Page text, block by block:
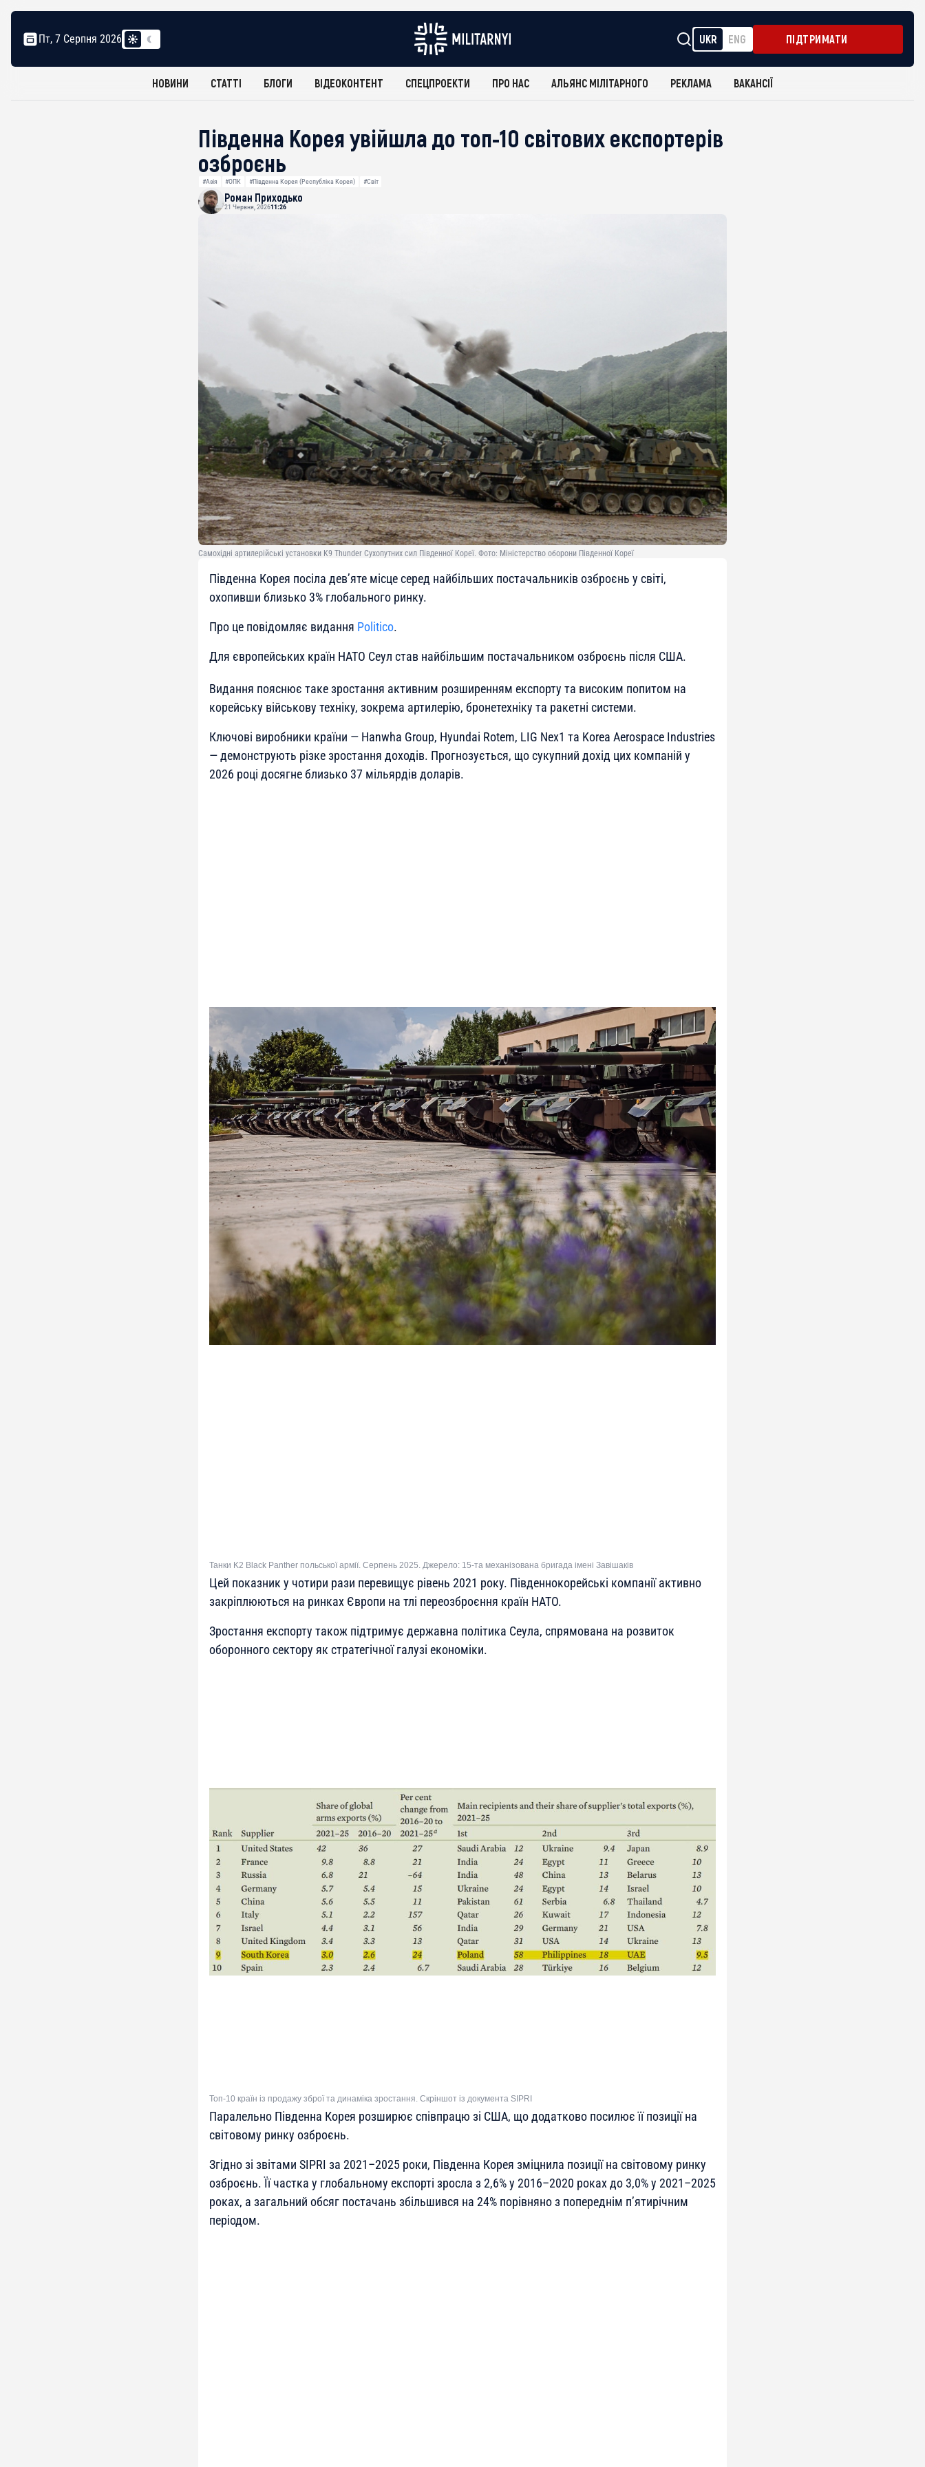
Пт, 7 Серпня 2026 UKR ENG ПІДТРИМАТИ
НОВИНИ СТАТТІ БЛОГИ ВІДЕОКОНТЕНТ СПЕЦПРОЕКТИ ПРО НАС АЛЬЯНС МІЛІТАРНОГО РЕКЛАМА ВАКАНСІЇ
Південна Корея увійшла до топ-10 світових експортерів
озброєнь
#Азія #ОПК #Південна Корея (Республіка Корея) #Світ
Роман Приходько
21 Червня, 202611:26
Самохідні артилерійські установки K9 Thunder Сухопутних сил Південної Кореї. Фото: Міністерство оборони Південної Кореї
Південна Корея посіла дев’яте місце серед найбільших постачальників озброєнь у світі,
охопивши близько 3% глобального ринку.
Про це повідомляє видання Politico.
Для європейських країн НАТО Сеул став найбільшим постачальником озброєнь після США.
Видання пояснює таке зростання активним розширенням експорту та високим попитом на
корейську військову техніку, зокрема артилерію, бронетехніку та ракетні системи.
Ключові виробники країни — Hanwha Group, Hyundai Rotem, LIG Nex1 та Korea Aerospace Industries
— демонструють різке зростання доходів. Прогнозується, що сукупний дохід цих компаній у
2026 році досягне близько 37 мільярдів доларів.
Танки K2 Black Panther польської армії. Серпень 2025. Джерело: 15-та механізована бригада імені Завішаків
Цей показник у чотири рази перевищує рівень 2021 року. Південнокорейські компанії активно
закріплюються на ринках Європи на тлі переозброєння країн НАТО.
Зростання експорту також підтримує державна політика Сеула, спрямована на розвиток
оборонного сектору як стратегічної галузі економіки.
Топ-10 країн із продажу зброї та динаміка зростання. Скріншот із документа SIPRI
Паралельно Південна Корея розширює співпрацю зі США, що додатково посилює її позиції на
світовому ринку озброєнь.
Згідно зі звітами SIPRI за 2021–2025 роки, Південна Корея зміцнила позиції на світовому ринку
озброєнь. Її частка у глобальному експорті зросла з 2,6% у 2016–2020 роках до 3,0% у 2021–2025
роках, а загальний обсяг постачань збільшився на 24% порівняно з попереднім п’ятирічним
періодом.